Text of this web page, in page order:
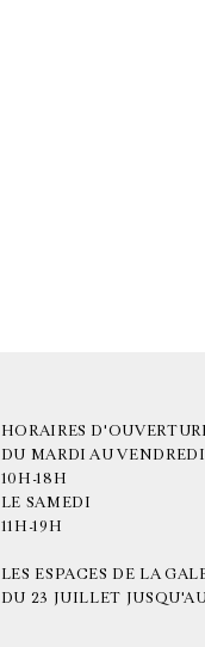
HORAIRES
DU MARDI AU VENDREDI
10H-18H
LE SAMEDI
11H-19H
LES ESPACES DE LA
DU 23 JUILLET